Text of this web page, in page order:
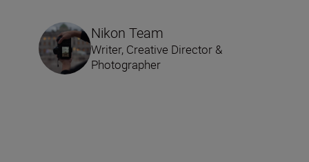
Nikon Team
Writer, Creative Director &
Photographer